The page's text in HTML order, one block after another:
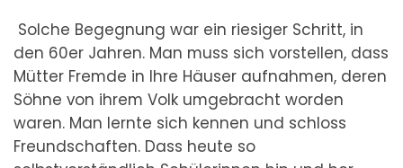
Solche Begegnung war ein riesiger Schritt, in
den 60er Jahren. Man muss sich vorstellen, dass
Mütter Fremde in Ihre Häuser aufnahmen, deren
Söhne von ihrem Volk umgebracht worden
waren. Man lernte sich kennen und schloss
Freundschaften. Dass heute so